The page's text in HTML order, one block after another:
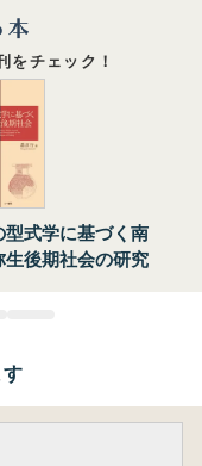
をチェック！
型式学に基づく南
生後期社会の研究
す